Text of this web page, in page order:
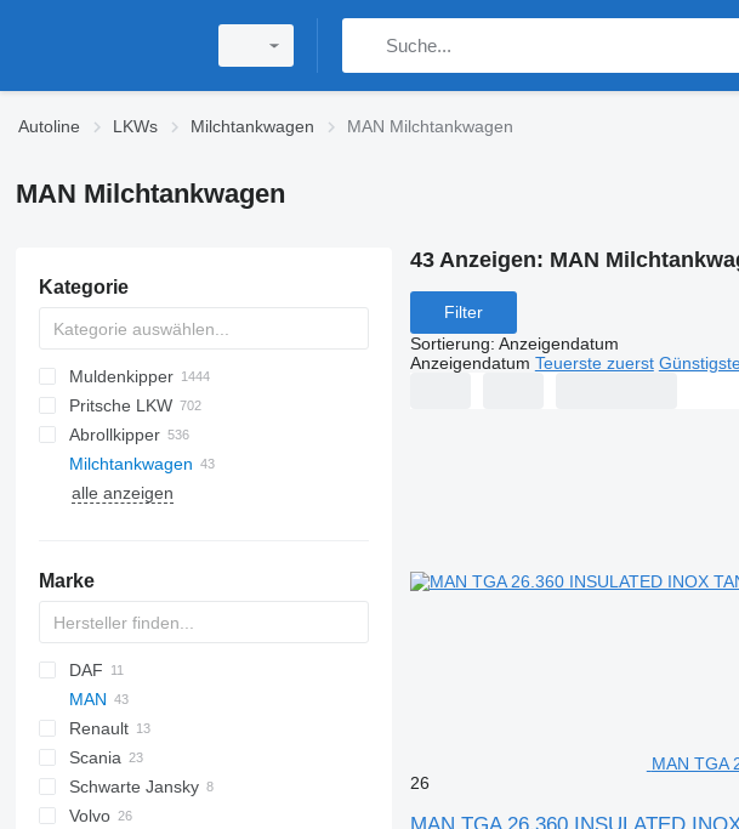
Autoline LKWs Milchtankwagen MAN Milchtankwagen
MAN Milchtankwagen
Kategorie
Muldenkipper
Pritsche LKW
Abrollkipper
Milchtankwagen
alle anzeigen
Marke
DAF
CF
LF
XF
Eurotrakker
Stralis
Trakker
N-Series
MAN
TGA
TGA 26
TGA 26.350
TGS
TGS 18.440
TGS 26.360
Actros
Atego
Renault
Kerax
Midliner
Midlum
Scania
P-series
R-series
Schwarte Jansky
Volvo
43 Anzeigen: MAN
Filter
Sortierung: Anzeigendatum
Anzeigendatum Teuerste zuerst
MAN TGA
26